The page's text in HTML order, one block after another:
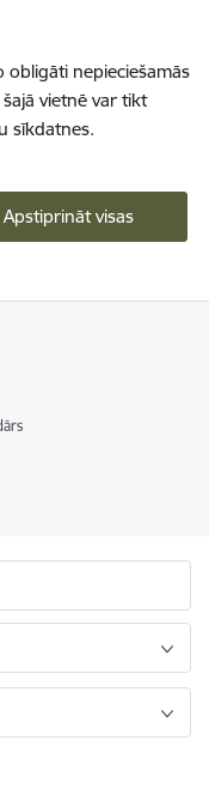
obligāti nepieciešamās
vietnē var tikt
sīkdatnes.
Apstiprināt visas